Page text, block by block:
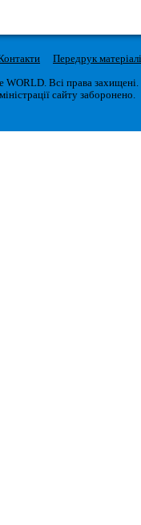
Передрук
Всі права захищені.
сайту заборонено.